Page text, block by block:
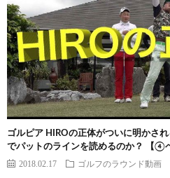
ゴルピア HIROの正体がついに明かさ
でパットのラインを読めるのか？ 【④
2018.02.17 ゴルフのラウンド動画